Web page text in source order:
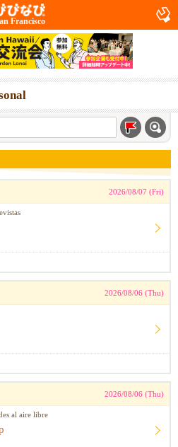
Francisco
2026/08/07 (Fri)
2026/08/06 (Thu)
2026/08/06 (Thu)
al aire libre